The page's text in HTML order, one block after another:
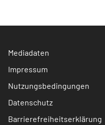
Mediadaten
Impressum
Nutzungsbedingungen
Datenschutz
Barrierefreiheitserklärung